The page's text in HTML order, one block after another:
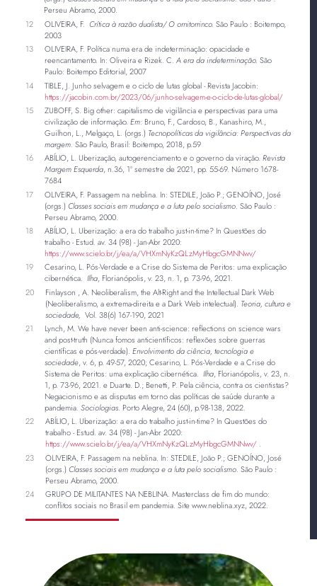
Perseu Abramo, 2000.
12
OLIVEIRA, F.Crítica à razão dualista/ O ornitorrinco. São Paulo : Boitempo,
2003
13
OLIVEIRA, F. Política numa era de indeterminação: opacidade e
reencantamento. In: Oliveira e Rizek. C.A era da indeterminação. São
Paulo: Boitempo Editorial, 2007
14
TIBLE, J. Junho selvagem e o ciclo de lutas global-Revista Jacobin:
https://jacobin.com.br/2023/06/junho-selvagem-e-o-ciclo-de-lutas-global/
15
ZUBOFF, S. Big other: capitalismo de vigilância e perspectivas para uma
civilização de informação.Em: Bruno, F., Cardoso, B., Kanashiro, M.,
Guilhon, L., Melgaço, L. (orgs.) Tecnopolíticas da vigilância: Perspectivas da
margem. São Paulo, Brasil: Boitempo, 2018, p.59
16
ABÍLIO, L. Uberização, autogerenciamento e o governo da viração.Revista
Margem Esquerda, n.36, 1º semestre de 2021, pp. 55-69. Número 1678-
7684
17
OLIVEIRA, F. Passagem na neblina. In: STEDILE, João P.; GENOÍNO, José
(orgs.)Classes sociais em mudança e a luta pelo socialismo. São Paulo :
Perseu Abramo, 2000.
18
ABÍLIO, L. Uberização: a era do trabalho just-in-time? In Questões do
trabalho - Estud. av. 34 (98) - Jan-Abr 2020:
https://www.scielo.br/j/ea/a/VHXmNyKzQLzMyHbgcGMNNwv/
19
Cesarino, L. Pós-Verdade e a Crise do Sistema de Peritos: uma explicação
cibernética.Ilha, Florianópolis, v. 23, n. 1, p. 73-96, 2021.
20
Finlayson , A. Neoliberalism, the Alt-Right and the Intellectual Dark Web
(Neoliberalismo, a extrema-direita e a Dark Web intelectual). Teoria, cultura e
sociedade, Vol. 38(6) 167-190, 2021
21
Lynch, M. We have never been anti-science: reflections on science wars
and post-truth (Nunca fomos anticientíficos: reflexões sobre guerras
científicas e pós-verdade).Envolvimento da ciência, tecnologia e
sociedade, v. 6, p. 49-57, 2020; Cesarino, L. Pós-Verdade e a Crise do
Sistema de Peritos: uma explicação cibernética.Ilha, Florianópolis, v. 23, n.
1, p. 73-96, 2021. e Duarte. D.; Benetti, P. Pela ciência, contra os cientistas?
Negacionismo e as disputas em torno das políticas de saúde durante a
pandemia.Sociologias. Porto Alegre, 24 (60), p.98-138, 2022.
22
ABÍLIO, L. Uberização: a era do trabalho just-in-time? In Questões do
trabalho - Estud. av. 34 (98) - Jan-Abr 2020:
https://www.scielo.br/j/ea/a/VHXmNyKzQLzMyHbgcGMNNwv/ .
23
OLIVEIRA, F. Passagem na neblina. In: STEDILE, João P.; GENOÍNO, José
(orgs.)Classes sociais em mudança e a luta pelo socialismo. São Paulo :
Perseu Abramo, 2000.
24
GRUPO DE MILITANTES NA NEBLINA. Masterclass de fim do mundo:
conflitos sociais no Brasil em pandemia. Site www.neblina.xyz, 2022.